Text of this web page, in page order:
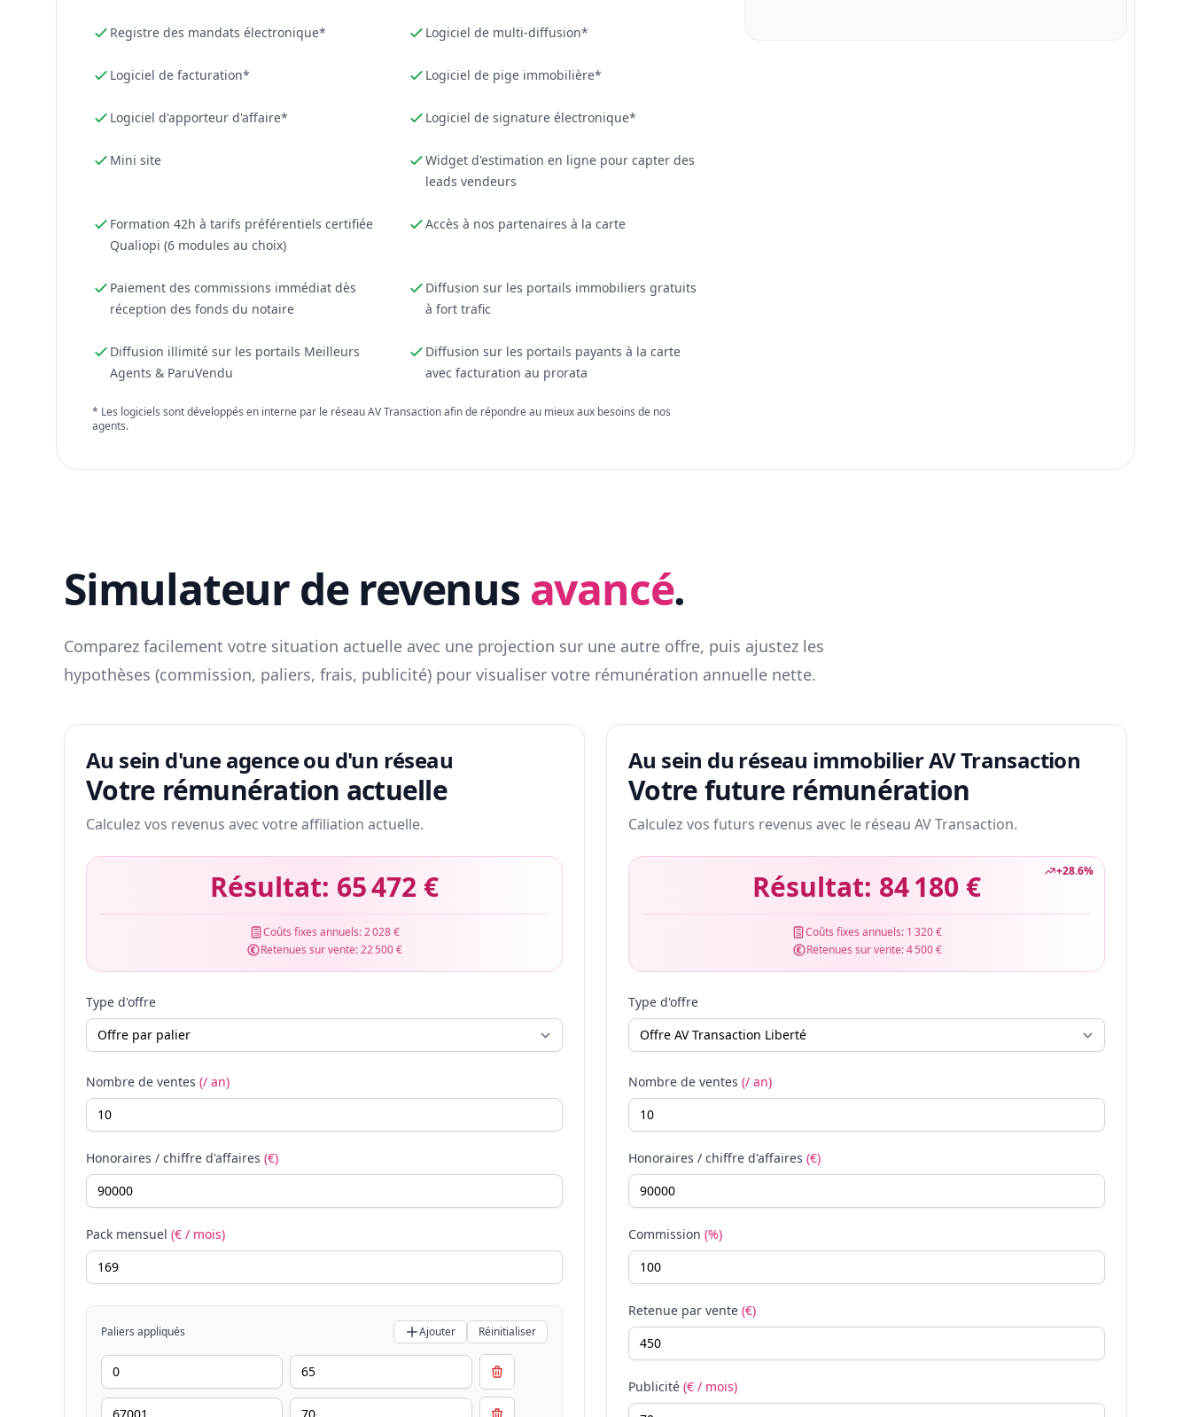
Registre des mandats électronique* Logiciel de multi-diffusion*
Logiciel de facturation* Logiciel de pige immobilière*
Logiciel d'apporteur d'affaire* Logiciel de signature électronique*
Mini site
Widget d'estimation en ligne pour capter des
leads vendeurs
Formation 42h à tarifs préférentiels certifiée
Qualiopi (6 modules au choix)
Accès à nos partenaires à la carte
Paiement des commissions immédiat dès
réception des fonds du notaire
Diffusion sur les portails immobiliers gratuits
à fort trafic
Diffusion illimité sur les portails Meilleurs
Agents & ParuVendu
Diffusion sur les portails payants à la carte
avec facturation au prorata
* Les logiciels sont développés en interne par le réseau AV Transaction afin de répondre au mieux aux besoins de nos
agents.
Simulateur de revenus avancé.
Comparez facilement votre situation actuelle avec une projection sur une autre offre, puis ajustez les
hypothèses (commission, paliers, frais, publicité) pour visualiser votre rémunération annuelle nette.
Au sein d'une agence ou d'un réseau
Votre rémunération actuelle
Calculez vos revenus avec votre affiliation actuelle.
Résultat: 65 472 €
Coûts fixes annuels:2 028 €
Retenues sur vente:22 500 €
Type d'offre
Nombre de ventes (/ an)
Honoraires / chiffre d'affaires (€)
Pack mensuel (€ / mois)
Paliers appliqués Ajouter Réinitialiser
Au sein du réseau immobilier AV Transaction
Votre future rémunération
Calculez vos futurs revenus avec le réseau AV Transaction.
+28.6%
Résultat: 84 180 €
Coûts fixes annuels: 1 320 €
Retenues sur vente:4 500 €
Type d'offre
Nombre de ventes (/ an)
Honoraires / chiffre d'affaires (€)
Commission (%)
Retenue par vente (€)
Publicité (€ / mois)